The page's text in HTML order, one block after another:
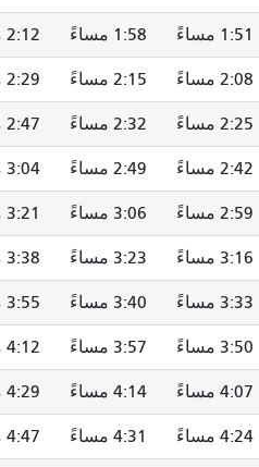
2:12 مساءً 2:21 مساءً
2:29 مساءً 2:38 مساءً
2:47 مساءً 2:56 مساءً
3:04 مساءً 3:13 مساءً
3:21 مساءً 3:30 مساءً
3:38 مساءً 3:47 مساءً
3:55 مساءً 4:04 مساءً
4:12 مساءً 4:21 مساءً
4:29 مساءً 4:38 مساءً
4:47 مساءً 4:56 مساءً